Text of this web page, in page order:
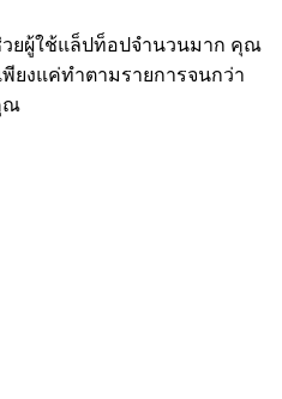
วยผู้ใช้แล็ปท็อปจำนวนมาก คุณ
ยงแค่ทำตามรายการจนกว่า
ณ